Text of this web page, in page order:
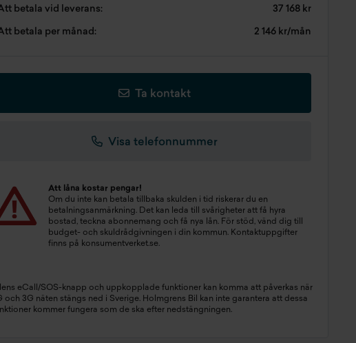
betala vid leverans: 37 168 kr
betala per månad: 2 146 kr/mån
Ta kontakt
Visa telefonnummer
Att låna kostar pengar!
Om du inte kan betala tillbaka skulden i tid riskerar du en
betalningsanmärkning. Det kan leda till svårigheter att få hyra
bostad, teckna abonnemang och få nya lån. För stöd, vänd dig till
budget- och skuldrådgivningen i din kommun. Kontaktuppgifter
finns på konsumentverket.se.
eCall/SOS-knapp och uppkopplade funktioner kan komma att påverkas när
och 3G näten stängs ned i Sverige. Holmgrens Bil kan inte garantera att dessa
kommer fungera som de ska efter nedstängningen.